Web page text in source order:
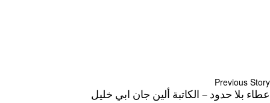
Previous Story
عطاء بلا حدود – الكاتبة ألين جان ابي خليل